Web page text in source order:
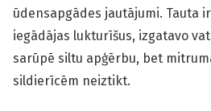
ūdensapgādes jautājumi. Tauta
iegādājas lukturīšus, izgatavo
sarūpē siltu apģērbu, bet
sildierīcēm neiztikt.